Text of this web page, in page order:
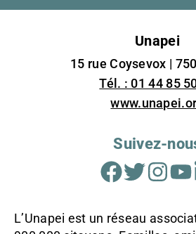
Unapei
15 rue Coysevox |
Tél. : 01 44 85
Suivez-
FacebookTwitter
L’Unapei est un réseau